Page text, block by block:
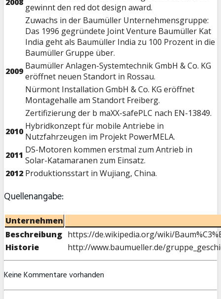
gewinnt den red dot design award.
Zuwachs in der Baumüller Unternehmensgruppe:
Das 1996 gegründete Joint Venture Baumüller Kat
India geht als Baumüller India zu 100 Prozent in die
Baumüller Gruppe über.
2009 Baumüller Anlagen-Systemtechnik GmbH & Co. KG
eröffnet neuen Standort in Rossau.
Nürmont Installation GmbH & Co. KG eröffnet
Montagehalle am Standort Freiberg.
Zertifizierung der b maXX-safePLC nach EN-13849.
2010 Hybridkonzept für mobile Antriebe in
Nutzfahrzeugen im Projekt PowerMELA.
2011 DS-Motoren kommen erstmal zum Antrieb in
Solar-Katamaranen zum Einsatz.
2012 Produktionsstart in Wujiang, China.
Quellenangabe:
Unternehmen
Beschreibung https://de.wikipedia.org/wiki/
Historie
http://www.baumueller.de/
Keine Kommentare vorhanden